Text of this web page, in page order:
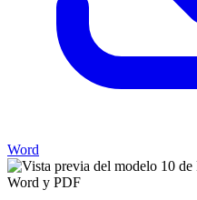
Word